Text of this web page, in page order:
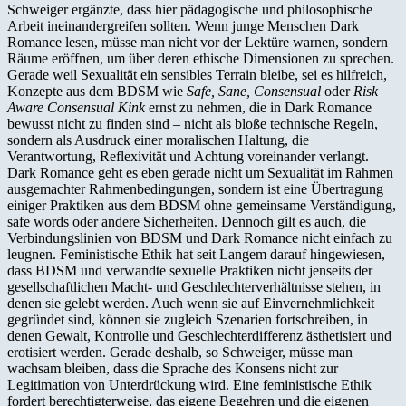
Schweiger ergänzte, dass hier pädagogische und philosophische
Arbeit ineinandergreifen sollten. Wenn junge Menschen Dark
Romance lesen, müsse man nicht vor der Lektüre warnen, sondern
Räume eröffnen, um über deren ethische Dimensionen zu sprechen.
Gerade weil Sexualität ein sensibles Terrain bleibe, sei es hilfreich,
Konzepte aus dem BDSM wie Safe, Sane, Consensual oder Risk
Aware Consensual Kinkernst zu nehmen, die in Dark Romance
bewusst nicht zu finden sind – nicht als bloße technische Regeln,
sondern als Ausdruck einer moralischen Haltung, die
Verantwortung, Reflexivität und Achtung voreinander verlangt.
Dark Romance geht es eben gerade nicht um Sexualität im Rahmen
ausgemachter Rahmenbedingungen, sondern ist eine Übertragung
einiger Praktiken aus dem BDSM ohne gemeinsame Verständigung,
safe words oder andere Sicherheiten. Dennoch gilt es auch, die
Verbindungslinien von BDSM und Dark Romance nicht einfach zu
leugnen. Feministische Ethik hat seit Langem darauf hingewiesen,
dass BDSM und verwandte sexuelle Praktiken nicht jenseits der
gesellschaftlichen Macht- und Geschlechterverhältnisse stehen, in
denen sie gelebt werden. Auch wenn sie auf Einvernehmlichkeit
gegründet sind, können sie zugleich Szenarien fortschreiben, in
denen Gewalt, Kontrolle und Geschlechterdifferenz ästhetisiert und
erotisiert werden. Gerade deshalb, so Schweiger, müsse man
wachsam bleiben, dass die Sprache des Konsens nicht zur
Legitimation von Unterdrückung wird. Eine feministische Ethik
fordert berechtigterweise, das eigene Begehren und die eigenen